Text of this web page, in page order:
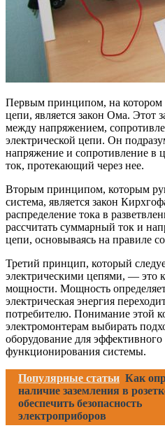
Первым принципом, на котором
цепи, является закон Ома. Этот
между напряжением,
электрической цепи. Он
напряжение и сопротивление в
ток, протекающий через нее.
Вторым принципом, которым
система, является закон
распределение тока в
рассчитать суммарный ток и
цепи, основываясь на правиле
Третий принцип, который
электрическими цепями, — это
мощности. Мощность определяет
электрическая энергия
потребителю. Понимание этой
электромонтерам выбирать
оборудование для эффективного
функционирования системы.
Популярные статьи Как
наличие заземления в
обеспечить безопасность
электроприборов